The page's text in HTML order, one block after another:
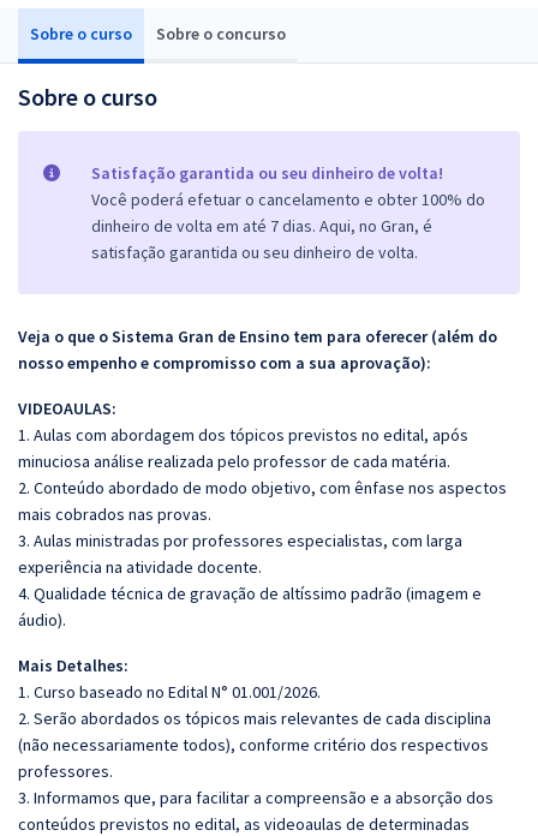
Sobre o curso Sobre o concurso
Sobre o curso
Satisfação garantida ou seu dinheiro de volta!
Você poderá efetuar o cancelamento e obter 100% do
dinheiro de volta em até 7 dias. Aqui, no Gran, é
satisfação garantida ou seu dinheiro de volta.
Veja o que o Sistema Gran de Ensino tem para oferecer (além do
nosso empenho e compromisso com a sua aprovação):
VIDEOAULAS:
1. Aulas com abordagem dos tópicos previstos no edital, após
minuciosa análise realizada pelo professor de cada matéria.
2. Conteúdo abordado de modo objetivo, com ênfase nos aspectos
mais cobrados nas provas.
3. Aulas ministradas por professores especialistas, com larga
experiência na atividade docente.
4. Qualidade técnica de gravação de altíssimo padrão (imagem e
áudio).
Mais Detalhes:
1. Curso baseado no Edital N° 01.001/2026.
2. Serão abordados os tópicos mais relevantes de cada disciplina
(não necessariamente todos), conforme critério dos respectivos
professores.
3. Informamos que, para facilitar a compreensão e a absorção dos
conteúdos previstos no edital, as videoaulas de determinadas